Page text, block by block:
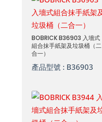
BOBRICK B36903 入墻式
組合抹手紙架及垃圾桶（二
合一）
產品型號 : B36903